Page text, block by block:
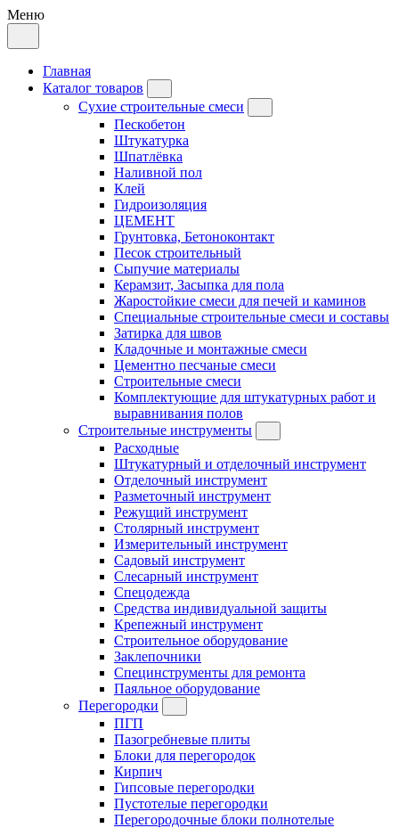
Меню
Главная
Каталог товаров
Сухие строительные смеси
Пескобетон
Штукатурка
Шпатлёвка
Наливной пол
Клей
Гидроизоляция
ЦЕМЕНТ
Грунтовка, Бетоноконтакт
Песок строительный
Сыпучие материалы
Керамзит, Засыпка для пола
Жаростойкие смеси для печей и каминов
Специальные строительные смеси и составы
Затирка для швов
Кладочные и монтажные смеси
Цементно песчаные смеси
Строительные смеси
Комплектующие для штукатурных работ и
выравнивания полов
Строительные инструменты
Расходные
Штукатурный и отделочный инструмент
Отделочный инструмент
Разметочный инструмент
Режущий инструмент
Столярный инструмент
Измерительный инструмент
Садовый инструмент
Слесарный инструмент
Спецодежда
Средства индивидуальной защиты
Крепежный инструмент
Строительное оборудование
Заклепочники
Специнструменты для ремонта
Паяльное оборудование
Перегородки
ПГП
Пазогребневые плиты
Блоки для перегородок
Кирпич
Гипсовые перегородки
Пустотелые перегородки
Перегородочные блоки полнотелые